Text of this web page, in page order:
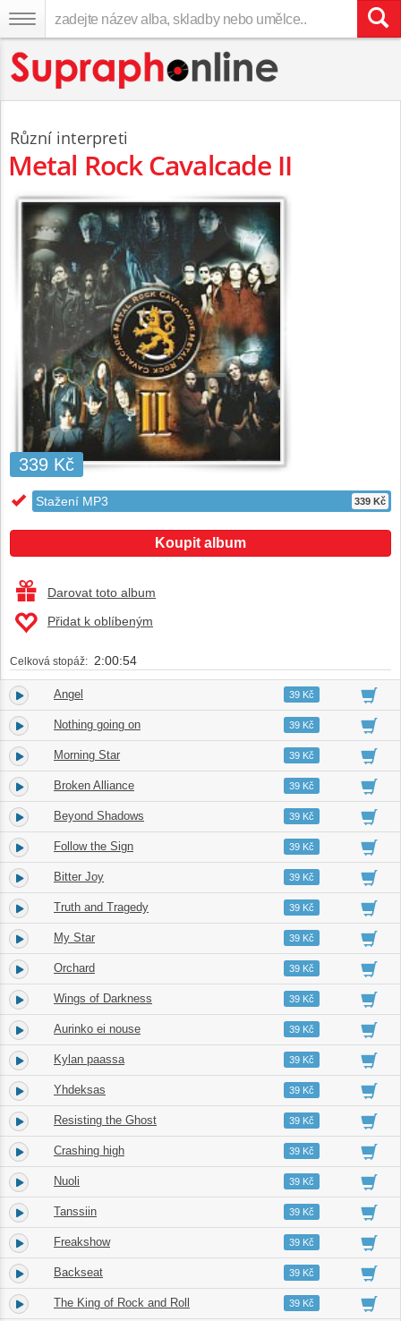
Různí interpreti
Metal Rock Cavalcade II
339 Kč
Stažení MP3 339 Kč
Koupit album
Darovat toto album
Přidat k oblíbeným
Celková stopáž: 2:00:54
1. Angel 04:2439 Kč
2. Nothing going on 03:2239 Kč
3. Morning Star 04:5439 Kč
4. Broken Alliance 04:1839 Kč
5. Beyond Shadows 04:4539 Kč
6. Follow the Sign 03:5239 Kč
7. Bitter Joy 03:5539 Kč
8. Truth and Tragedy 04:1239 Kč
9. My Star 05:1439 Kč
10. Orchard 03:5739 Kč
11. Wings of Darkness 03:1639 Kč
12. Aurinko ei nouse 04:0839 Kč
13. Kylan paassa 07:4039 Kč
14. Yhdeksas 04:4539 Kč
15. Resisting the Ghost 02:3739 Kč
16. Crashing high 03:5639 Kč
17. Nuoli 04:0639 Kč
18. Tanssiin 04:1439 Kč
19. Freakshow 04:0439 Kč
20. Backseat 04:1839 Kč
21. The King of Rock and Roll 02:5939 Kč